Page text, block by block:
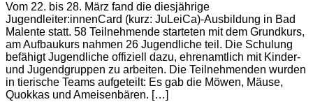
Vom 22. bis 28. März fand die diesjährige
Jugendleiter:innenCard (kurz: JuLeiCa)-Ausbildung in Bad
Malente statt. 58 Teilnehmende starteten mit dem Grundkurs,
am Aufbaukurs nahmen 26 Jugendliche teil. Die Schulung
befähigt Jugendliche offiziell dazu, ehrenamtlich mit Kinder-
und Jugendgruppen zu arbeiten. Die Teilnehmenden wurden
in tierische Teams aufgeteilt: Es gab die Möwen, Mäuse,
Quokkas und Ameisenbären. […]